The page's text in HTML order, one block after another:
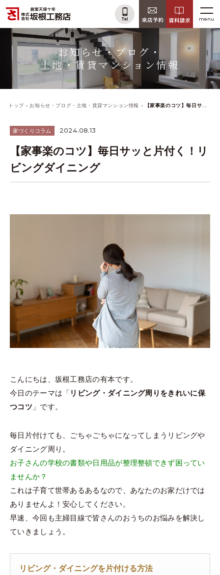
menu
お知らせ・ブログ・
土地・賃貸マンション情報
トップ お知らせ・ブログ・土地・賃貸マンション情報 【家事楽のコツ】毎日サッと片付く！リビングダイニング
家づくりコラム 2024.08.13
【家事楽のコツ】毎日サッと片付く！リ
ビングダイニング
こんにちは、坂根工務店の有本です。
今日のテーマは「 リビング・ダイニング周りをきれいに保
つコツ 」です。
毎日片付けても、ごちゃごちゃになってしまうリビングや
ダイニング周り。
お子さんの学校の書類や日用品が整理整頓できず困ってい
ませんか？
これは子育て世帯あるあるなので、あなたのお家だけでは
ありませんよ！安心してください。
早速、今回も主婦目線で皆さんのおうちのお悩みを解決し
ていきましょう。
リビング・ダイニングを片付ける方法